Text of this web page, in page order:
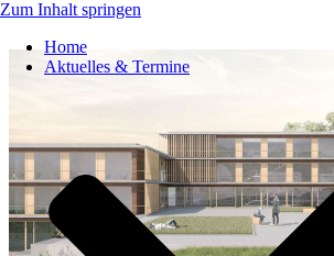
Zum Inhalt springen
Home
Aktuelles & Termine